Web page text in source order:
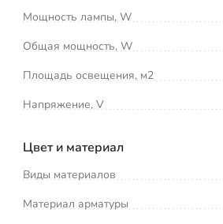
Мощность лампы, W
Общая мощность, W
Площадь освещения, м2
Напряжение, V
Цвет и материал
Виды материалов
Материал арматуры